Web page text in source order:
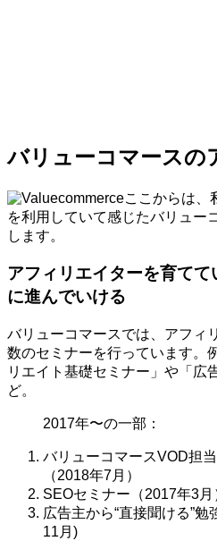
バリューコマースの
ここからは、
を利用していて感じたバリュー
します。
アフィリエイターを育て
に進んでいける
バリューコマースでは、アフィ
数のセミナーを行っています。
リエイト基礎セミナー」や「広
ど。
2017年〜の一部：
バリューコマースVOD担
（2018年7月）
SEOセミナー（2017年3月
広告主から“直接聞ける”
11月)